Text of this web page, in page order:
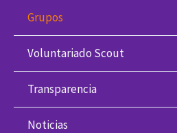
Grupos
Voluntariado Scout
Transparencia
Noticias